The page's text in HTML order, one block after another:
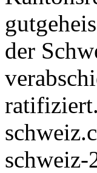
der
ratifiziert.